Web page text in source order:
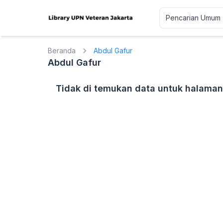
Beranda Abdul Gafur
Abdul Gafur
Tidak di temukan data untuk